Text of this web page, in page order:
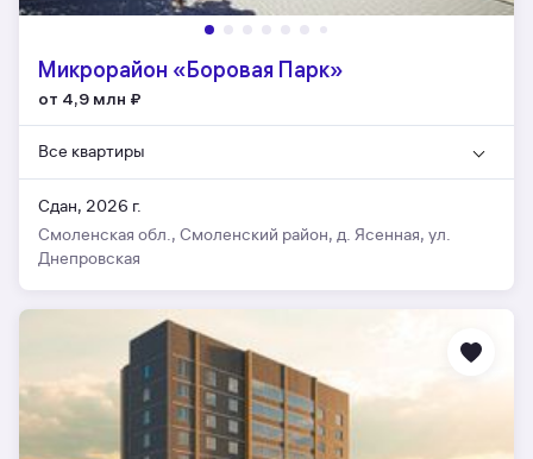
Микрорайон «Боровая Парк»
от 4,9 млн ₽
Все квартиры
Сдан, 2026 г.
Смоленская обл., Смоленский район, д. Ясенная, ул.
Днепровская